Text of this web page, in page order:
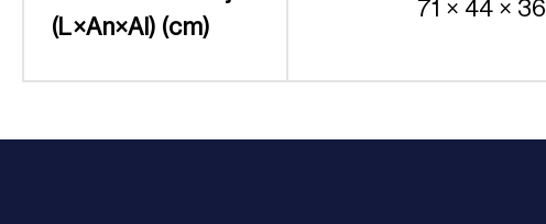
(L×An×Al) (cm)
71 × 44 × 36